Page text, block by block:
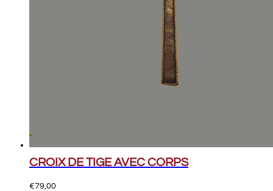
CROIX DE TIGE AVEC CORPS
€79,00